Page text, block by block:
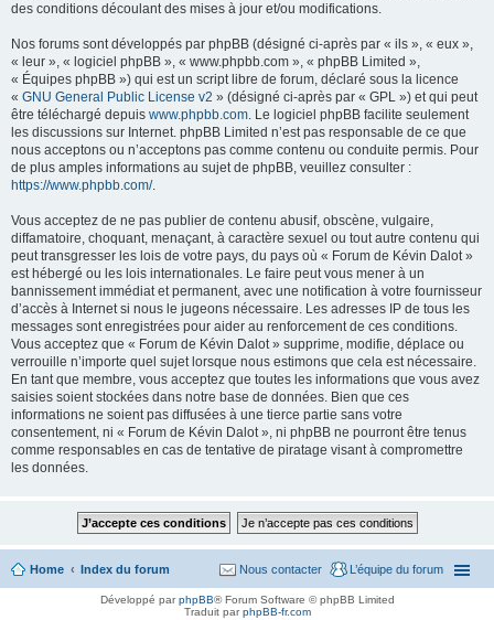
des conditions découlant des mises à jour et/ou modifications.
Nos forums sont développés par phpBB (désigné ci-après par « ils », « eux »,
« leur », « logiciel phpBB », « www.phpbb.com », « phpBB Limited »,
« Équipes phpBB ») qui est un script libre de forum, déclaré sous la licence
« GNU General Public License v2 » (désigné ci-après par « GPL ») et qui peut
être téléchargé depuis www.phpbb.com. Le logiciel phpBB facilite seulement
les discussions sur Internet. phpBB Limited n’est pas responsable de ce que
nous acceptons ou n’acceptons pas comme contenu ou conduite permis. Pour
de plus amples informations au sujet de phpBB, veuillez consulter :
https://www.phpbb.com/.
Vous acceptez de ne pas publier de contenu abusif, obscène, vulgaire,
diffamatoire, choquant, menaçant, à caractère sexuel ou tout autre contenu qui
peut transgresser les lois de votre pays, du pays où « Forum de Kévin Dalot »
est hébergé ou les lois internationales. Le faire peut vous mener à un
bannissement immédiat et permanent, avec une notification à votre fournisseur
d’accès à Internet si nous le jugeons nécessaire. Les adresses IP de tous les
messages sont enregistrées pour aider au renforcement de ces conditions.
Vous acceptez que « Forum de Kévin Dalot » supprime, modifie, déplace ou
verrouille n’importe quel sujet lorsque nous estimons que cela est nécessaire.
En tant que membre, vous acceptez que toutes les informations que vous avez
saisies soient stockées dans notre base de données. Bien que ces
informations ne soient pas diffusées à une tierce partie sans votre
consentement, ni « Forum de Kévin Dalot », ni phpBB ne pourront être tenus
comme responsables en cas de tentative de piratage visant à compromettre
les données.
Home Index du forum L’équipe du forum
Nous contacter
Développé parphpBB® Forum Software © phpBB Limited
Traduit parphpBB-fr.com